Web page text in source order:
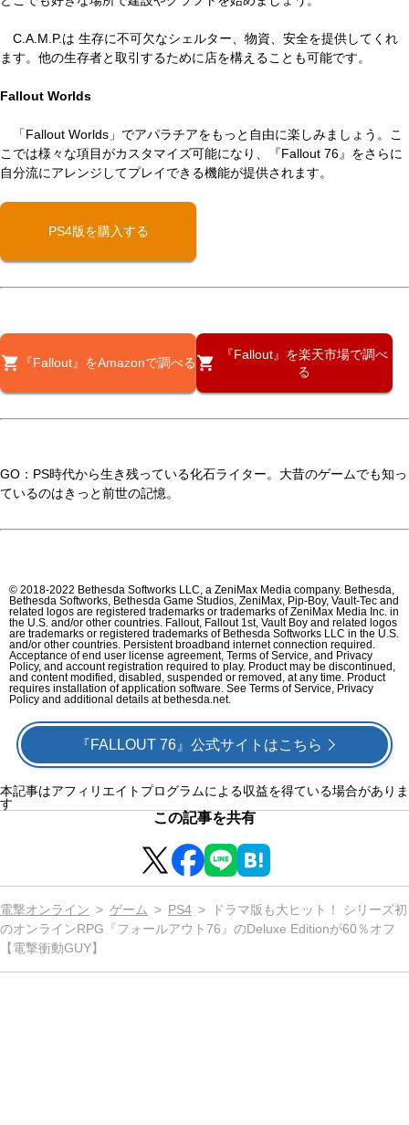
C.A.M.P.は 生存に不可欠なシェルター、物資、安全を提供してくれ
ます。他の生存者と取引するために店を構えることも可能です。
Fallout Worlds
「Fallout Worlds」でアパラチアをもっと自由に楽しみましょう。こ
こでは様々な項目がカスタマイズ可能になり、『Fallout 76』をさらに
自分流にアレンジしてプレイできる機能が提供されます。
PS4版を購入する
『Fallout』をAmazonで調べる
『Fallout』を楽天市場で調べ
る
GO：PS時代から生き残っている化石ライター。大昔のゲームでも知っ
ているのはきっと前世の記憶。
© 2018-2022 Bethesda Softworks LLC, a ZeniMax Media company. Bethesda,
Bethesda Softworks, Bethesda Game Studios, ZeniMax, Pip-Boy, Vault-Tec and
related logos are registered trademarks or trademarks of ZeniMax Media Inc. in
the U.S. and/or other countries. Fallout, Fallout 1st, Vault Boy and related logos
are trademarks or registered trademarks of Bethesda Softworks LLC in the U.S.
and/or other countries. Persistent broadband internet connection required.
Acceptance of end user license agreement, Terms of Service, and Privacy
Policy, and account registration required to play. Product may be discontinued,
and content modified, disabled, suspended or removed, at any time. Product
requires installation of application software. See Terms of Service, Privacy
Policy and additional details at bethesda.net.
『FALLOUT 76』公式サイトはこちら
本記事はアフィリエイトプログラムによる収益を得ている場合がありま
す
この記事を共有
電撃オンライン ゲーム PS4
ドラマ版も大ヒット！ シリーズ初
のオンラインRPG『フォールアウト76』のDeluxe Editionが60％オフ
【電撃衝動GUY】